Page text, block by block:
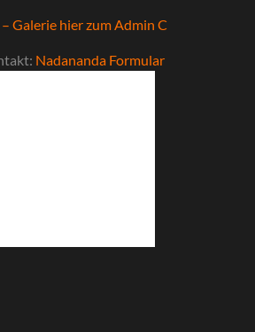
Galerie hier zum Admin C
Nadananda Formular